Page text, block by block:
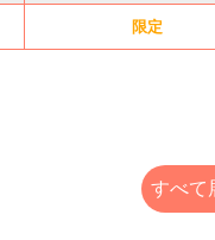
限定
すべて